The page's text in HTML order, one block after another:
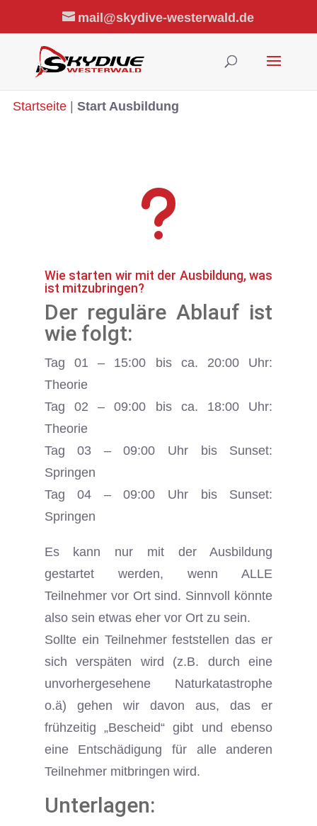
mail@skydive-westerwald.de
Startseite |Start Ausbildung
u
Wie starten wir mit der Ausbildung, was
ist mitzubringen?
Der reguläre Ablauf ist
wie folgt:
Tag 01 – 15:00 bis ca. 20:00 Uhr:
Theorie
Tag 02 – 09:00 bis ca. 18:00 Uhr:
Theorie
Tag 03 – 09:00 Uhr bis Sunset:
Springen
Tag 04 – 09:00 Uhr bis Sunset:
Springen
Es kann nur mit der Ausbildung
gestartet werden, wenn ALLE
Teilnehmer vor Ort sind. Sinnvoll könnte
also sein etwas eher vor Ort zu sein.
Sollte ein Teilnehmer feststellen das er
sich verspäten wird (z.B. durch eine
unvorhergesehene Naturkatastrophe
o.ä) gehen wir davon aus, das er
frühzeitig „Bescheid“ gibt und ebenso
eine Entschädigung für alle anderen
Teilnehmer mitbringen wird.
Unterlagen: